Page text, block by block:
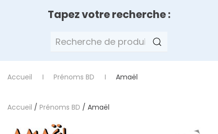
Tapez votre recherche :
Recherche
Accueil Prénoms BD Amaël
Accueil / Prénoms BD / Amaël